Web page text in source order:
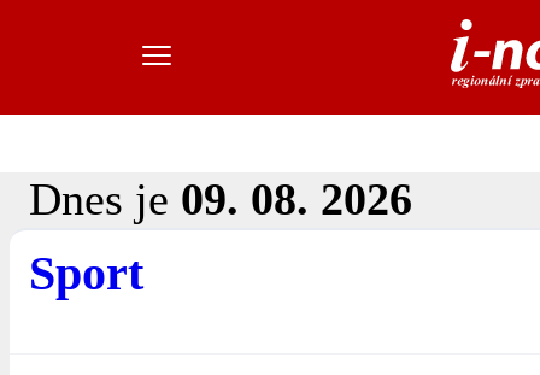
Dnes je 09. 08. 2026
Sport